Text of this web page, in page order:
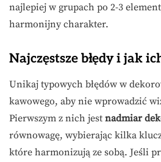
najlepiej w grupach po 2-3
harmonijny charakter.
Najczęstsze błędy i jak
Unikaj typowych błędów w
kawowego, aby nie wprowadzić
Pierwszym z nich jest nadmiar
równowagę, wybierając kilka
które harmonizują ze sobą. Jeśli